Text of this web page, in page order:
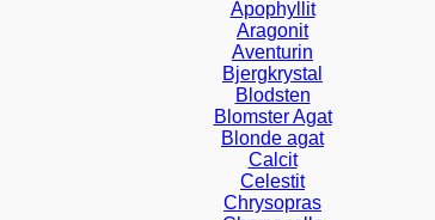
Apophyllit
Aragonit
Aventurin
Bjergkrystal
Blodsten
Blomster Agat
Blonde agat
Calcit
Celestit
Chrysopras